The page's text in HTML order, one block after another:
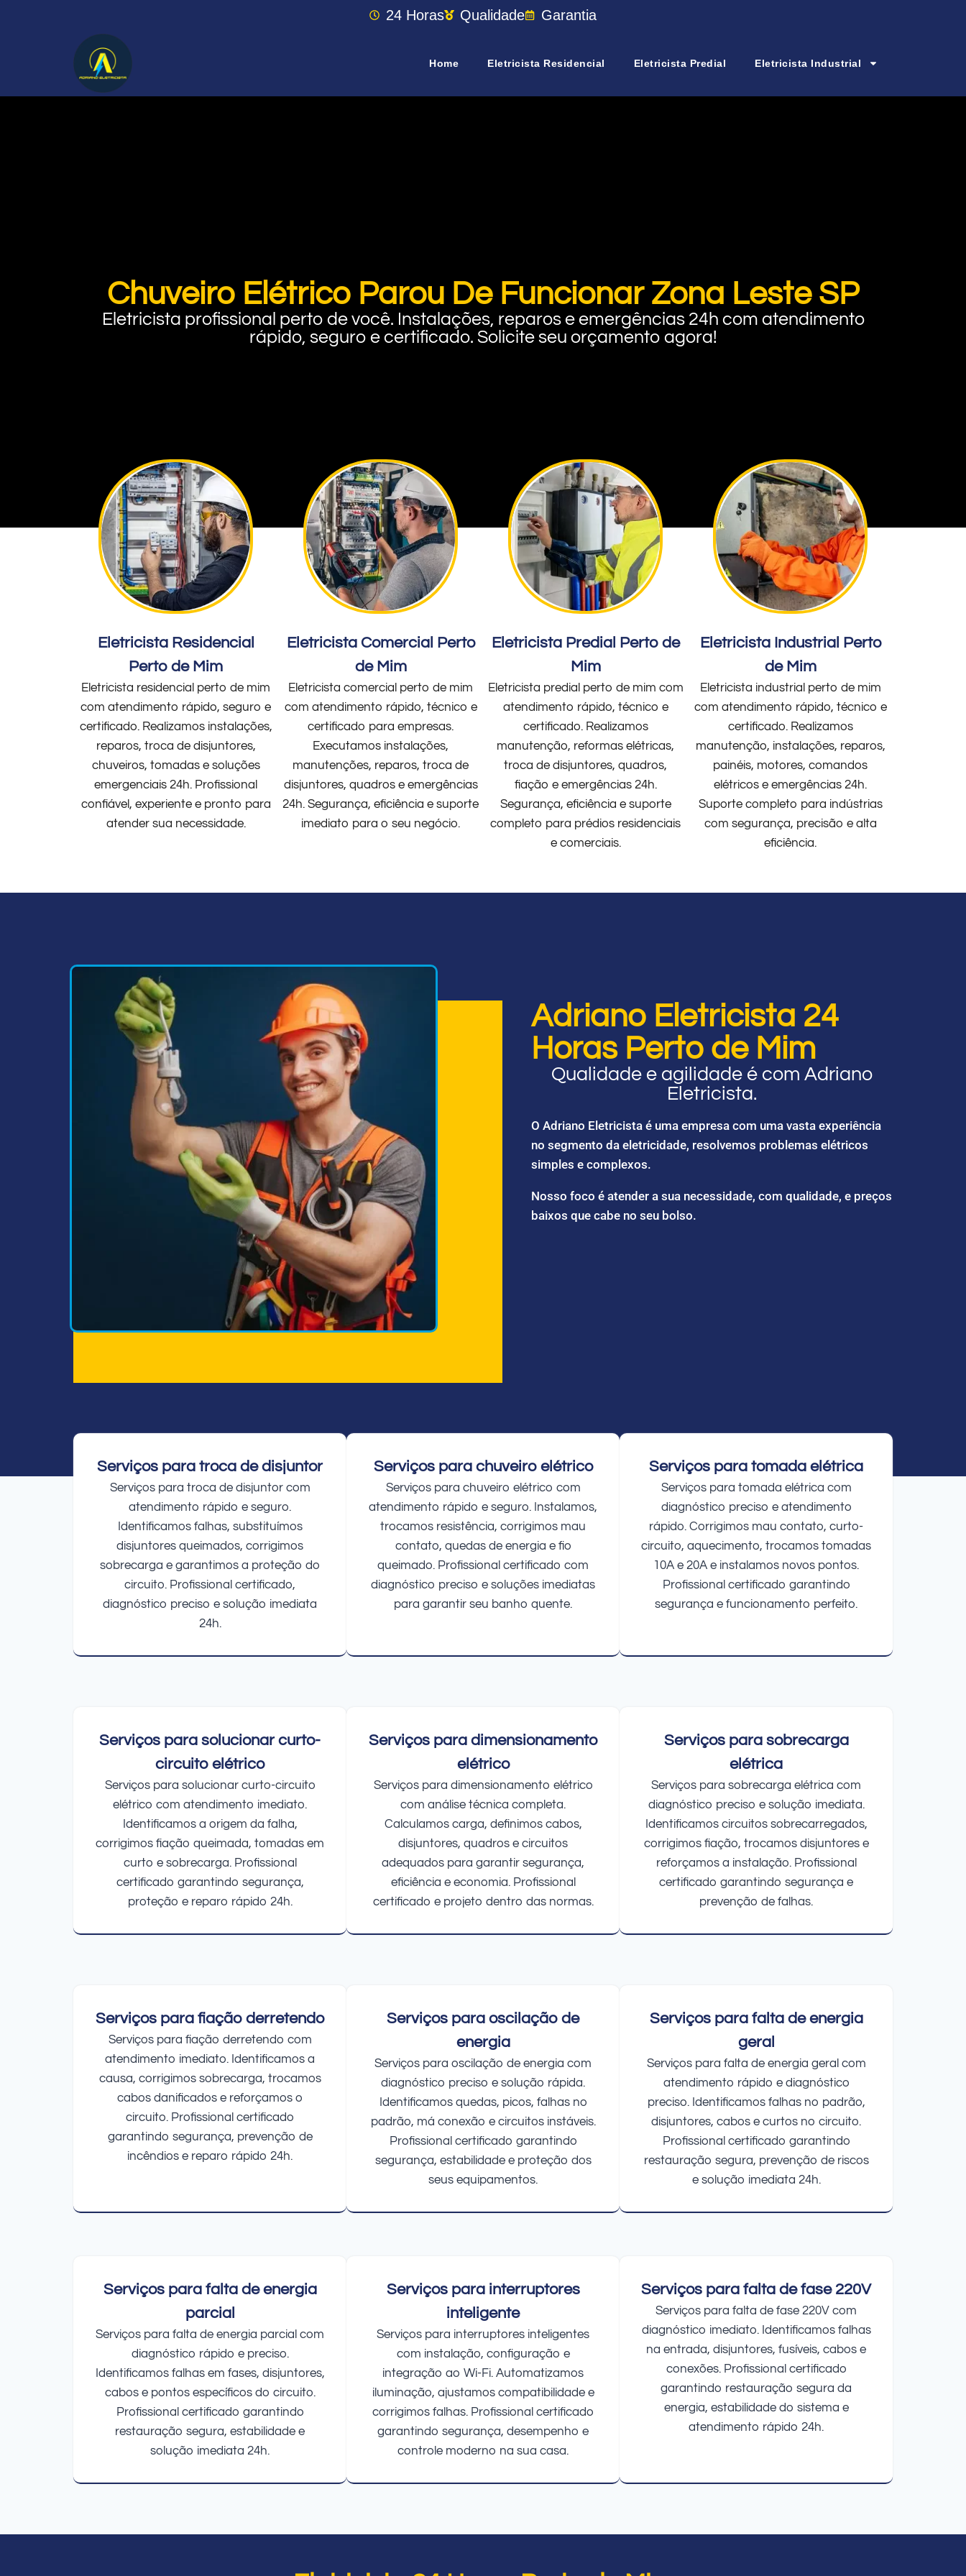
24 Horas Qualidade Garantia
Home Eletricista Residencial Eletricista Predial Eletricista Industrial
Chuveiro Elétrico Parou De Funcionar Zona Leste SP
Eletricista profissional perto de você. Instalações, reparos e emergências 24h com atendimento
rápido, seguro e certificado. Solicite seu orçamento agora!
Eletricista Residencial
Perto de Mim
Eletricista residencial perto de mim
com atendimento rápido, seguro e
certificado. Realizamos instalações,
reparos, troca de disjuntores,
chuveiros, tomadas e soluções
emergenciais 24h. Profissional
confiável, experiente e pronto para
atender sua necessidade.
Eletricista Comercial Perto
de Mim
Eletricista comercial perto de mim
com atendimento rápido, técnico e
certificado para empresas.
Executamos instalações,
manutenções, reparos, troca de
disjuntores, quadros e emergências
24h. Segurança, eficiência e suporte
imediato para o seu negócio.
Eletricista Predial Perto de
Mim
Eletricista predial perto de mim com
atendimento rápido, técnico e
certificado. Realizamos
manutenção, reformas elétricas,
troca de disjuntores, quadros,
fiação e emergências 24h.
Segurança, eficiência e suporte
completo para prédios residenciais
e comerciais.
Eletricista Industrial Perto
de Mim
Eletricista industrial perto de mim
com atendimento rápido, técnico e
certificado. Realizamos
manutenção, instalações, reparos,
painéis, motores, comandos
elétricos e emergências 24h.
Suporte completo para indústrias
com segurança, precisão e alta
eficiência.
Adriano Eletricista 24
Horas Perto de Mim
Qualidade e agilidade é com Adriano
Eletricista.
O Adriano Eletricista é uma empresa com uma vasta experiência
no segmento da eletricidade, resolvemos problemas elétricos
simples e complexos.
Nosso foco é atender a sua necessidade, com qualidade, e preços
baixos que cabe no seu bolso.
Serviços para troca de disjuntor
Serviços para troca de disjuntor com
atendimento rápido e seguro.
Identificamos falhas, substituímos
disjuntores queimados, corrigimos
sobrecarga e garantimos a proteção do
circuito. Profissional certificado,
diagnóstico preciso e solução imediata
24h.
Serviços para chuveiro elétrico
Serviços para chuveiro elétrico com
atendimento rápido e seguro. Instalamos,
trocamos resistência, corrigimos mau
contato, quedas de energia e fio
queimado. Profissional certificado com
diagnóstico preciso e soluções imediatas
para garantir seu banho quente.
Serviços para tomada elétrica
Serviços para tomada elétrica com
diagnóstico preciso e atendimento
rápido. Corrigimos mau contato, curto-
circuito, aquecimento, trocamos tomadas
10A e 20A e instalamos novos pontos.
Profissional certificado garantindo
segurança e funcionamento perfeito.
Serviços para solucionar curto-
circuito elétrico
Serviços para solucionar curto-circuito
elétrico com atendimento imediato.
Identificamos a origem da falha,
corrigimos fiação queimada, tomadas em
curto e sobrecarga. Profissional
certificado garantindo segurança,
proteção e reparo rápido 24h.
Serviços para dimensionamento
elétrico
Serviços para dimensionamento elétrico
com análise técnica completa.
Calculamos carga, definimos cabos,
disjuntores, quadros e circuitos
adequados para garantir segurança,
eficiência e economia. Profissional
certificado e projeto dentro das normas.
Serviços para sobrecarga
elétrica
Serviços para sobrecarga elétrica com
diagnóstico preciso e solução imediata.
Identificamos circuitos sobrecarregados,
corrigimos fiação, trocamos disjuntores e
reforçamos a instalação. Profissional
certificado garantindo segurança e
prevenção de falhas.
Serviços para fiação derretendo
Serviços para fiação derretendo com
atendimento imediato. Identificamos a
causa, corrigimos sobrecarga, trocamos
cabos danificados e reforçamos o
circuito. Profissional certificado
garantindo segurança, prevenção de
incêndios e reparo rápido 24h.
Serviços para oscilação de
energia
Serviços para oscilação de energia com
diagnóstico preciso e solução rápida.
Identificamos quedas, picos, falhas no
padrão, má conexão e circuitos instáveis.
Profissional certificado garantindo
segurança, estabilidade e proteção dos
seus equipamentos.
Serviços para falta de energia
geral
Serviços para falta de energia geral com
atendimento rápido e diagnóstico
preciso. Identificamos falhas no padrão,
disjuntores, cabos e curtos no circuito.
Profissional certificado garantindo
restauração segura, prevenção de riscos
e solução imediata 24h.
Serviços para falta de energia
parcial
Serviços para falta de energia parcial com
diagnóstico rápido e preciso.
Identificamos falhas em fases, disjuntores,
cabos e pontos específicos do circuito.
Profissional certificado garantindo
restauração segura, estabilidade e
solução imediata 24h.
Serviços para interruptores
inteligente
Serviços para interruptores inteligentes
com instalação, configuração e
integração ao Wi-Fi. Automatizamos
iluminação, ajustamos compatibilidade e
corrigimos falhas. Profissional certificado
garantindo segurança, desempenho e
controle moderno na sua casa.
Serviços para falta de fase 220V
Serviços para falta de fase 220V com
diagnóstico imediato. Identificamos falhas
na entrada, disjuntores, fusíveis, cabos e
conexões. Profissional certificado
garantindo restauração segura da
energia, estabilidade do sistema e
atendimento rápido 24h.